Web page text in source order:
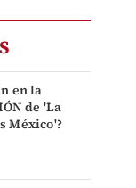
en la
de 'La
México'?